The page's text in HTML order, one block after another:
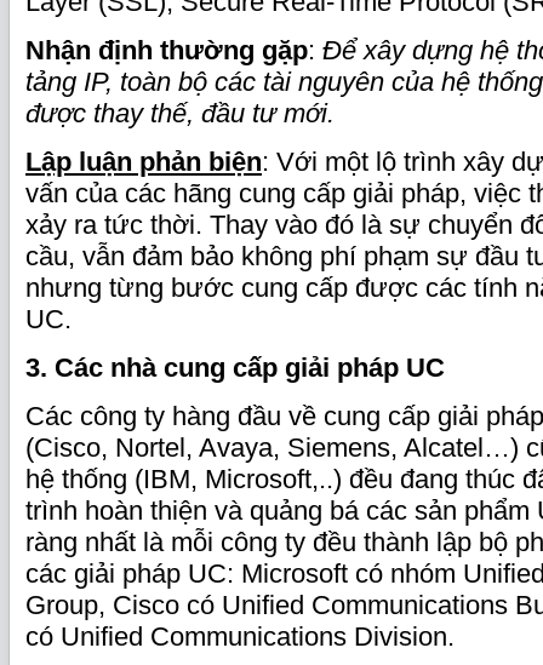
Nhận định thường gặp: Để xây dựng hệ
tảng IP, toàn bộ các tài nguyên của hệ
được thay thế, đầu tư mới.
Lập luận phản biện: Với một lộ trình xây
vấn của các hãng cung cấp giải pháp, việc
xảy ra tức thời. Thay vào đó là sự chuyển
cầu, vẫn đảm bảo không phí phạm sự đầu
nhưng từng bước cung cấp được các tính
UC.
3. Các nhà cung cấp giải pháp UC
Các công ty hàng đầu về cung cấp giải
(Cisco, Nortel, Avaya, Siemens, Alcatel…)
hệ thống (IBM, Microsoft,..) đều đang thúc
trình hoàn thiện và quảng bá các sản phẩm
ràng nhất là mỗi công ty đều thành lập bộ
các giải pháp UC: Microsoft có nhóm
Group, Cisco có Unified Communications
có Unified Communications Division.